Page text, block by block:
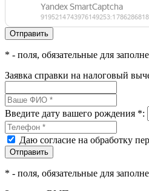
* - поля, обязательные для
Заявка справки на налоговый
Введите дату вашего рождения *:
Даю согласие на обработку
* - поля, обязательные для